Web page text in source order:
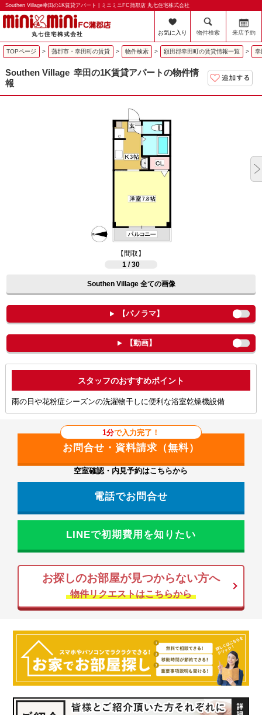
Southen Village幸田の1K賃貸アパート | ミニミニFC蒲郡店 丸七住宅株式会社
お気に入り 物件検索 来店予約
TOPページ > 蒲郡市・幸田町の賃貸 > 物件検索 > 額田郡幸田町の賃貸情報一覧 > 幸
Southen Village 幸田の1K賃貸アパートの物件情
報
【間取】
1 / 30
Southen Village 全ての画像
【パノラマ】
【動画】
ポイント
雨の日や花粉症シーズンの洗濯物干しに便利な浴室乾燥機設備
1分で入力完了！
空室確認・内見予約はこちらから
電話でお問合せ
LINEで初期費用を知りたい
お探しのお部屋が見つからない方へ
物件リクエストはこちらから